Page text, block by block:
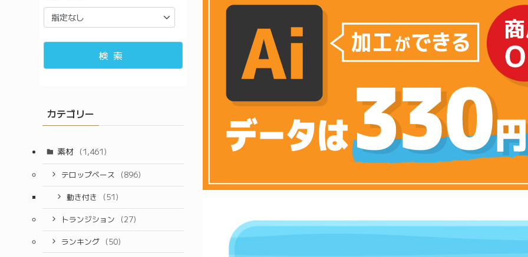
検索
カテゴリー
素材 (1,461)
テロップベース
(896)
動き付き
(51)
トランジション
(27)
ランキング (50)